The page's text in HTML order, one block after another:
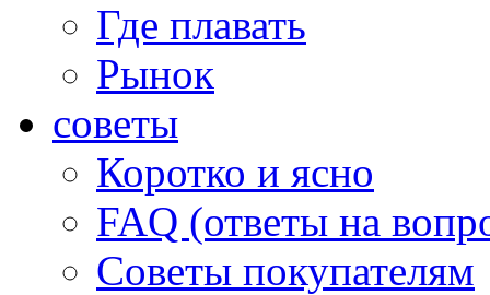
Где плавать
Рынок
советы
Коротко и ясно
FAQ (ответы на
Советы покупателям